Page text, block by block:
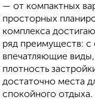
— от компактных
просторных
комплекса
ряд преимуществ:
впечатляющие
плотность
достаточно места
спокойного отдыха.